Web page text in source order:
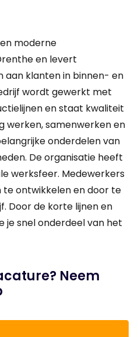
moderne
en levert
aan klanten in binnen- en
wordt gewerkt met
en staat kwaliteit
werken, samenwerken en
onderdelen van
De organisatie heeft
werksfeer. Medewerkers
te ontwikkelen en door te
Door de korte lijnen en
je snel onderdeel van het
Neem